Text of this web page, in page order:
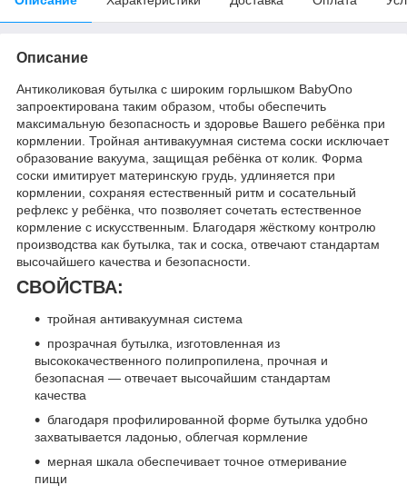
Описание
Антиколиковая бутылка с широким горлышком BabyOno
запроектирована таким образом, чтобы обеспечить
максимальную безопасность и здоровье Вашего ребёнка при
кормлении. Тройная антивакуумная система соски исключает
образование вакуума, защищая ребёнка от колик. Форма
соски имитирует материнскую грудь, удлиняется при
кормлении, сохраняя естественный ритм и сосательный
рефлекс у ребёнка, что позволяет сочетать естественное
кормление с искусственным. Благодаря жёсткому контролю
производства как бутылка, так и соска, отвечают стандартам
высочайшего качества и безопасности.
СВОЙСТВА:
тройная антивакуумная система
прозрачная бутылка, изготовленная из
высококачественного полипропилена, прочная и
безопасная — отвечает высочайшим стандартам
качества
благодаря профилированной форме бутылка удобно
захватывается ладонью, облегчая кормление
мерная шкала обеспечивает точное отмеривание
пищи